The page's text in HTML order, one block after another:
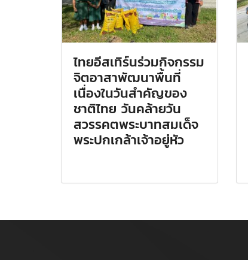
ไทยอีสเทิร์นร่วมกิจกรรม
จิตอาสาพัฒนาพื้นที่
เนื่องในวันสำคัญของ
ชาติไทย วันคล้ายวัน
สวรรคตพระบาทสมเด็จ
พระปกเกล้าเจ้าอยู่หัว